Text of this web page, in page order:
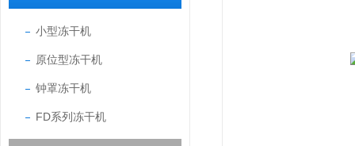
小型冻干机
原位型冻干机
钟罩冻干机
FD系列冻干机